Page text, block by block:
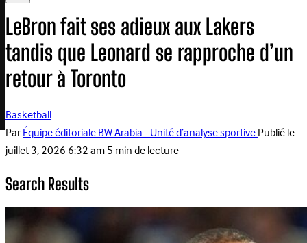
LeBron fait ses adieux aux Lakers
tandis que Leonard se rapproche d’un
retour à Toronto
Basketball
ParÉquipe éditoriale BW Arabia - Unité d’analyse sportivePublié le
juillet 3, 2026 6:32 am5 min de lecture
Search Results